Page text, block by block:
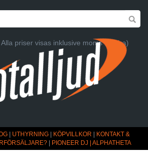
Alla priser visas inklusive moms (Ändra)
UTHYRNING KÖPVILLKOR
KONTAKT &
PIONEER DJ | ALPHATHETA